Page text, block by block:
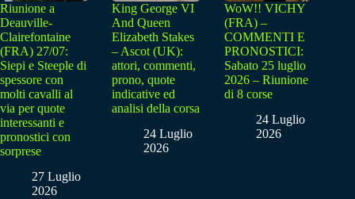
Riunione a
Deauville-
Clairefontaine
(FRA) 27/07:
Siepi e Steeple di
spessore con
molti cavalli al
via per quote
interessanti e
pronostici con
sorprese
27 Luglio
2026
King George VI
And Queen
Elizabeth Stakes
– Ascot (UK):
attori, commenti,
prono, quote
indicative ed
analisi della corsa
24 Luglio
2026
WoW!! VICHY
(FRA) –
COMMENTI E
PRONOSTICI:
Sabato 25 luglio
2026 – Riunione
di 8 corse
24 Luglio
2026